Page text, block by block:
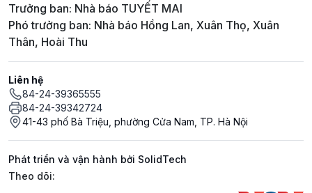
Trưởng ban: Nhà báo TUYẾT MAI
Phó trưởng ban: Nhà báo Hồng Lan, Xuân Thọ, Xuân
Thân, Hoài Thu
Liên hệ
84-24-39365555
84-24-39342724
41-43 phố Bà Triệu, phường Cửa Nam, TP. Hà Nội
Phát triển và vận hành bởi SolidTech
Mạng xã hội
Theo dõi: